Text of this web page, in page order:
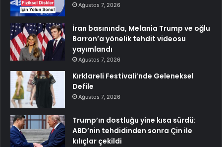
Ağustos 7, 2026
İran basınında, Melania Trump ve oğlu
Barron’a yönelik tehdit videosu
yayımlandı
Ağustos 7, 2026
Kırklareli Festivali’nde Geleneksel
Defile
Ağustos 7, 2026
Trump’ın dostluğu yine kısa sürdü:
ABD’nin tehdidinden sonra Çin ile
kılıçlar çekildi